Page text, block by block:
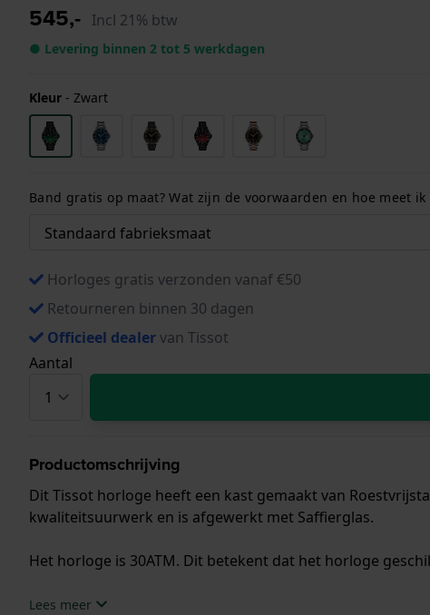
545,- Incl 21% btw
● Levering binnen 2 tot 5 werkdagen
Kleur - Zwart
Band gratis op maat? Wat zijn de voorwaarden en hoe meet
Horloges gratis verzonden vanaf €50
Retourneren binnen 30 dagen
Officieel dealervan Tissot
Aantal
Productomschrijving
Dit Tissot horloge heeft een kast gemaakt van
kwaliteitsuurwerk en is afgewerkt met Saffierglas.
Het horloge is 30ATM. Dit betekent dat het horloge
.Lees meer